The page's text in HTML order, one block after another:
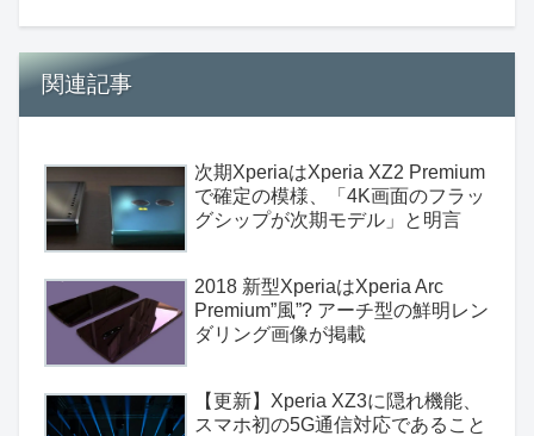
関連記事
次期XperiaはXperia XZ2 Premium
で確定の模様、「4K画面のフラッ
グシップが次期モデル」と明言
2018 新型XperiaはXperia Arc
Premium”風”? アーチ型の鮮明レン
ダリング画像が掲載
【更新】Xperia XZ3に隠れ機能、
スマホ初の5G通信対応であること